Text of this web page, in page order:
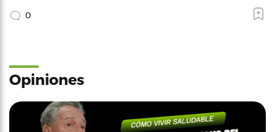
0
Opiniones